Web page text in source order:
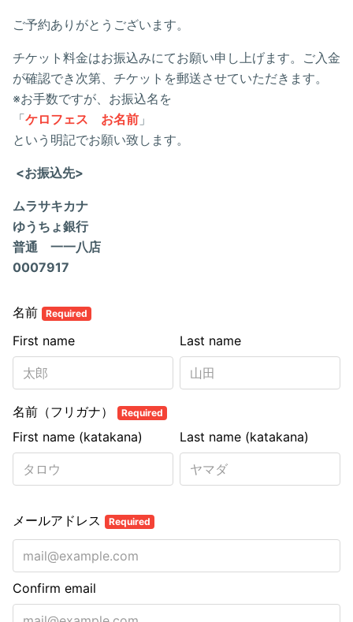
ご予約ありがとうございます。
チケット料金はお振込みにてお願い申し上げます。ご入金
が確認でき次第、チケットを郵送させていただきます。
※お手数ですが、お振込名を
「ケロフェス お名前 」
という明記でお願い致します。
<お振込先>
ムラサキカナ
ゆうちょ銀行
普通 一一八店
0007917
名前 Required
Last name
First name
名前（フリガナ） Required
Last name (katakana)
First name (katakana)
メールアドレス Required
Confirm email